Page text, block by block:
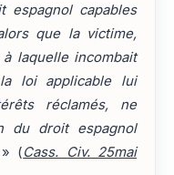
espagnol capables
que la victime,
laquelle incombait
loi applicable lui
réclamés, ne
du droit espagnol
(Cass. Civ. 25mai